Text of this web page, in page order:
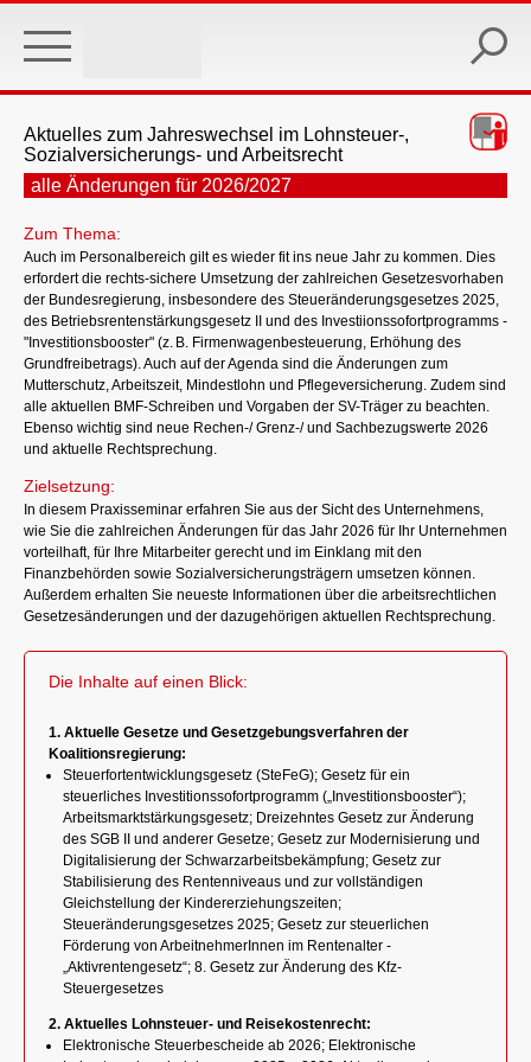
main
Aktuelles zum Jahreswechsel im Lohnsteuer-,
Sozialversicherungs- und Arbeitsrecht
alle Änderungen für 2026/2027
Zum Thema:
Auch im Personalbereich gilt es wieder fit ins neue Jahr zu kommen. Dies
erfordert die rechts-sichere Umsetzung der zahlreichen Gesetzesvorhaben
der Bundesregierung, insbesondere des Steueränderungsgesetzes 2025,
des Betriebsrentenstärkungsgesetz II und des Investiionssofortprogramms -
"Investitionsbooster" (z. B. Firmenwagenbesteuerung, Erhöhung des
Grundfreibetrags). Auch auf der Agenda sind die Änderungen zum
Mutterschutz, Arbeitszeit, Mindestlohn und Pflegeversicherung. Zudem sind
alle aktuellen BMF-Schreiben und Vorgaben der SV-Träger zu beachten.
Ebenso wichtig sind neue Rechen-/ Grenz-/ und Sachbezugswerte 2026
und aktuelle Rechtsprechung.
Zielsetzung:
In diesem Praxisseminar erfahren Sie aus der Sicht des Unternehmens,
wie Sie die zahlreichen Änderungen für das Jahr 2026 für Ihr Unternehmen
vorteilhaft, für Ihre Mitarbeiter gerecht und im Einklang mit den
Finanzbehörden sowie Sozialversicherungsträgern umsetzen können.
Außerdem erhalten Sie neueste Informationen über die arbeitsrechtlichen
Gesetzesänderungen und der dazugehörigen aktuellen Rechtsprechung.
Die Inhalte auf einen Blick:
1. Aktuelle Gesetze und Gesetzgebungsverfahren der
Koalitionsregierung:
Steuerfortentwicklungsgesetz (SteFeG); Gesetz für ein
steuerliches Investitionssofortprogramm („Investitionsbooster“);
Arbeitsmarktstärkungsgesetz; Dreizehntes Gesetz zur Änderung
des SGB II und anderer Gesetze; Gesetz zur Modernisierung und
Digitalisierung der Schwarzarbeitsbekämpfung; Gesetz zur
Stabilisierung des Rentenniveaus und zur vollständigen
Gleichstellung der Kindererziehungszeiten;
Steueränderungsgesetzes 2025; Gesetz zur steuerlichen
Förderung von ArbeitnehmerInnen im Rentenalter -
„Aktivrentengesetz“; 8. Gesetz zur Änderung des Kfz-
Steuergesetzes
2. Aktuelles Lohnsteuer- und Reisekostenrecht:
Elektronische Steuerbescheide ab 2026; Elektronische